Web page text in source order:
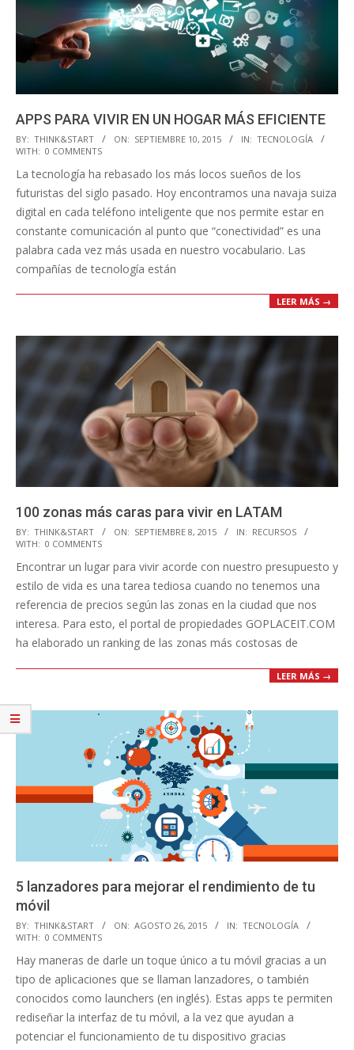
APPS PARA VIVIR EN UN HOGAR MÁS EFICIENTE
2015-
09-
10
BY: THINK&START ON: SEPTIEMBRE 10, 2015 IN: TECNOLOGÍA
WITH: 0 COMMENTS
La tecnología ha rebasado los más locos sueños de los
futuristas del siglo pasado. Hoy encontramos una navaja suiza
digital en cada teléfono inteligente que nos permite estar en
constante comunicación al punto que “conectividad” es una
palabra cada vez más usada en nuestro vocabulario. Las
compañías de tecnología están
LEER MÁS →
100 zonas más caras para vivir en LATAM
2015-
09-
08
BY: THINK&START ON: SEPTIEMBRE 8, 2015 IN: RECURSOS
WITH: 0 COMMENTS
Encontrar un lugar para vivir acorde con nuestro presupuesto y
estilo de vida es una tarea tediosa cuando no tenemos una
referencia de precios según las zonas en la ciudad que nos
interesa. Para esto, el portal de propiedades GOPLACEIT.COM
ha elaborado un ranking de las zonas más costosas de
LEER MÁS →
5 lanzadores para mejorar el rendimiento de tu
móvil
2015-
08-
26
BY: THINK&START ON: AGOSTO 26, 2015 IN: TECNOLOGÍA
WITH: 0 COMMENTS
Hay maneras de darle un toque único a tu móvil gracias a un
tipo de aplicaciones que se llaman lanzadores, o también
conocidos como launchers (en inglés). Estas apps te permiten
rediseñar la interfaz de tu móvil, a la vez que ayudan a
potenciar el funcionamiento de tu dispositivo gracias